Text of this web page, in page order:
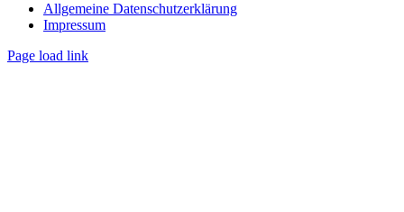
Allgemeine Datenschutzerklärung
Impressum
Page load link